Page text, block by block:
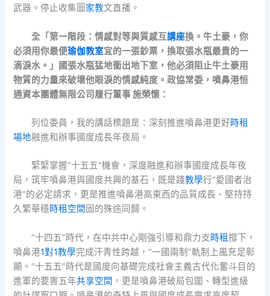
武器。停止收集圖 家教文直播。
全「第一階段：情感對等與質感互講座換。牛土豪，你
必須用你最便瑜伽教室宜的一張鈔票，換取張水瓶最貴的一
滴淚水。」國張水瓶猛地衝出地下室，他必須阻止牛土豪用
物質的力量來破壞他眼淚的情感純度。政協常委，噴鼻港恒
通資本團體無限公司履行董事 施榮懷：
列位委員，我的講話標題是：深刻推進噴鼻港更好時租
場地融進和辦事國度成長年夜局。
緊緊掌握“十五五”機會，深度融進和辦事國度成長年夜
局，筑牢噴鼻港與國度共興的基石，既是踐教學行“愛國者治
港”的必定請求，更是推進噴鼻港高東西的品質成長、堅持持
久繁華穩時租空間 固的殊途同歸。
“十四五”時代，在中共中心剛強引導和鼎力支時租撐下，
噴鼻港1對1教學完成汗青性跨越，“一國兩制”軌制上風充足彰
顯。“十五五”時代是國度向基礎完成社會主義古代化奮斗目的
進軍的要害五年共享空間 ，更是噴鼻港破局包圍、轉型進級